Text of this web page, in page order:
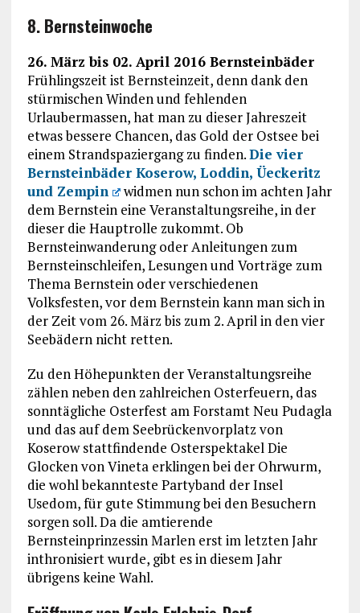
8. Bernsteinwoche
26. März bis 02. April 2016 Bernsteinbäder
Frühlingszeit ist Bernsteinzeit, denn dank den
stürmischen Winden und fehlenden
Urlaubermassen, hat man zu dieser Jahreszeit
etwas bessere Chancen, das Gold der Ostsee bei
einem Strandspaziergang zu finden.Die vier
Bernsteinbäder Koserow, Loddin, Üeckeritz
und Zempin
widmen nun schon im achten Jahr
dem Bernstein eine Veranstaltungsreihe, in der
dieser die Hauptrolle zukommt. Ob
Bernsteinwanderung oder Anleitungen zum
Bernsteinschleifen, Lesungen und Vorträge zum
Thema Bernstein oder verschiedenen
Volksfesten, vor dem Bernstein kann man sich in
der Zeit vom 26. März bis zum 2. April in den vier
Seebädern nicht retten.
Zu den Höhepunkten der Veranstaltungsreihe
zählen neben den zahlreichen Osterfeuern, das
sonntägliche Osterfest am Forstamt Neu Pudagla
und das auf dem Seebrückenvorplatz von
Koserow stattfindende Osterspektakel Die
Glocken von Vineta erklingen bei der Ohrwurm,
die wohl bekannteste Partyband der Insel
Usedom, für gute Stimmung bei den Besuchern
sorgen soll. Da die amtierende
Bernsteinprinzessin Marlen erst im letzten Jahr
inthronisiert wurde, gibt es in diesem Jahr
übrigens keine Wahl.